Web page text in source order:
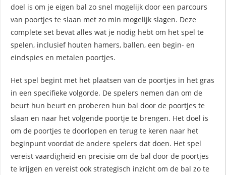
doel is om je eigen bal zo snel mogelijk door een parcours
van poortjes te slaan met zo min mogelijk slagen. Deze
complete set bevat alles wat je nodig hebt om het spel te
spelen, inclusief houten hamers, ballen, een begin- en
eindspies en metalen poortjes.
Het spel begint met het plaatsen van de poortjes in het gras
in een specifieke volgorde. De spelers nemen dan om de
beurt hun beurt en proberen hun bal door de poortjes te
slaan en naar het volgende poortje te brengen. Het doel is
om de poortjes te doorlopen en terug te keren naar het
beginpunt voordat de andere spelers dat doen. Het spel
vereist vaardigheid en precisie om de bal door de poortjes
te krijgen en vereist ook strategisch inzicht om de bal zo te